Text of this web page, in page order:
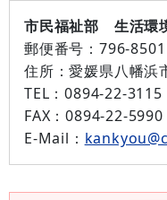
市民福祉部 生活環
郵便番号： 796-8501
住所：愛媛県八幡浜
TEL：0894-22-3115
FAX：0894-22-5990
E-Mail：